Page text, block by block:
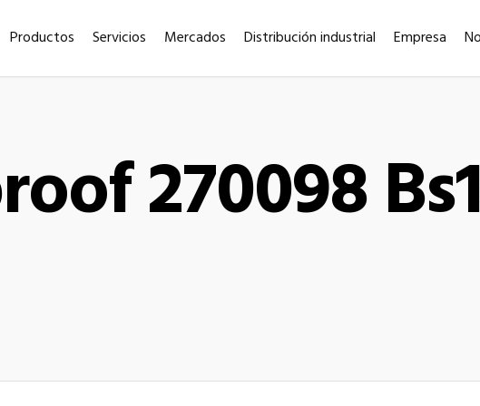
Productos Servicios Mercados Distribución industrial Empresa
270098